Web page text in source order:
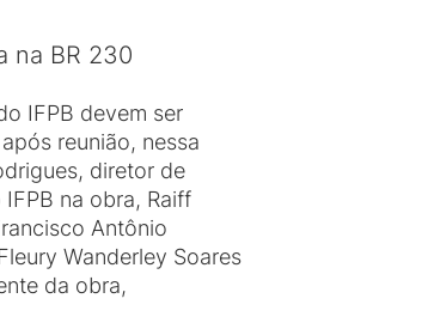
na BR 230
IFPB devem ser
reunião, nessa
diretor de
na obra, Raiff
Antônio
Wanderley Soares
da obra,